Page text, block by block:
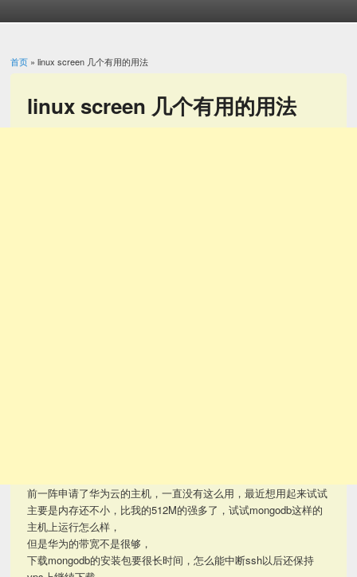
你在这里
首页 » linux screen 几个有用的用法
linux screen 几个有用的用法
前一阵申请了华为云的主机，一直没有这么用，最近想用起来试试
主要是内存还不小，比我的512M的强多了，试试mongodb这样的
主机上运行怎么样，
但是华为的带宽不是很够，
下载mongodb的安装包要很长时间，怎么能中断ssh以后还保持